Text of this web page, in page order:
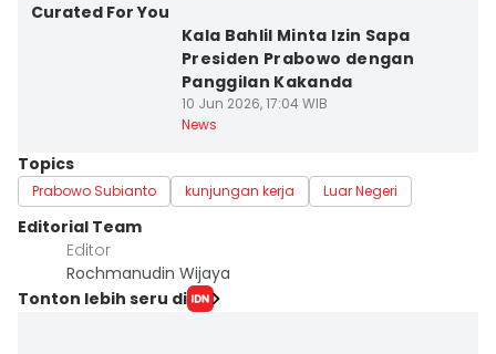
Curated For You
Kala Bahlil Minta Izin Sapa
Presiden Prabowo dengan
Panggilan Kakanda
10 Jun 2026, 17:04 WIB
News
Topics
Prabowo Subianto kunjungan kerja Luar Negeri
Editorial Team
Editor
Rochmanudin Wijaya
Tonton lebih seru di